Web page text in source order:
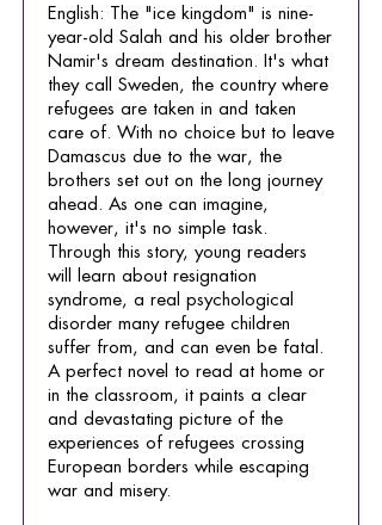
English: The "ice kingdom" is nine-
year-old Salah and his older brother
Namir's dream destination. It's what
they call Sweden, the country where
refugees are taken in and taken
care of. With no choice but to leave
Damascus due to the war, the
brothers set out on the long journey
ahead. As one can imagine,
however, it's no simple task.
Through this story, young readers
will learn about resignation
syndrome, a real psychological
disorder many refugee children
suffer from, and can even be fatal.
A perfect novel to read at home or
in the classroom, it paints a clear
and devastating picture of the
experiences of refugees crossing
European borders while escaping
war and misery.